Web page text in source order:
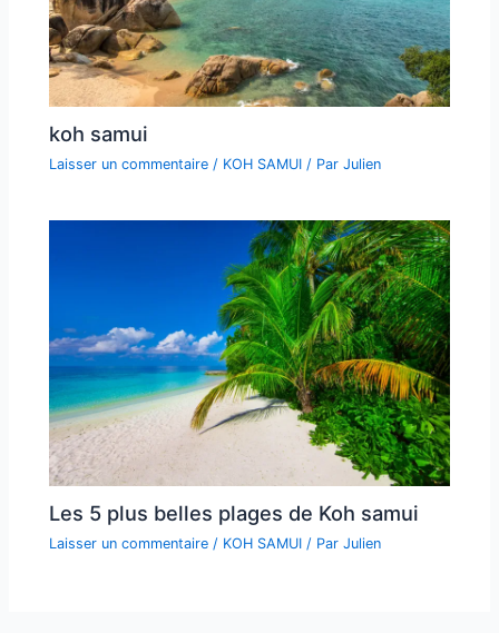
koh samui
Laisser un commentaire / KOH SAMUI / ParJulien
Les 5 plus belles plages de Koh samui
Laisser un commentaire / KOH SAMUI / ParJulien